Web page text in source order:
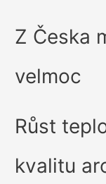
Z Česka
velmoc
Růst
kvalitu